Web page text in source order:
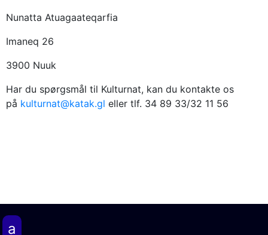
Nunatta Atuagaateqarfia
Imaneq 26
3900 Nuuk
Har du spørgsmål til Kulturnat, kan du kontakte os
på kulturnat@katak.gl eller tlf. 34 89 33/32 11 56